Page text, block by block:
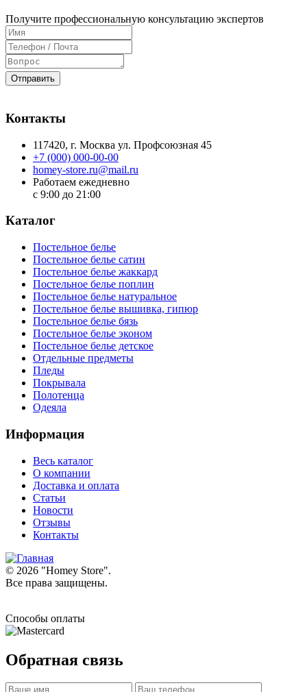
Получите профессиональную консультацию экспертов
Отправить
Контакты
117420, г. Москва ул. Профсоюзная 45
+7 (000) 000-00-00
homey-store.ru@mail.ru
Работаем ежедневно
с 9:00 до 21:00
Каталог
Постельное белье
Постельное белье сатин
Постельное белье жаккард
Постельное белье поплин
Постельное белье натуральное
Постельное белье вышивка, гипюр
Постельное белье бязь
Постельное белье эконом
Постельное белье детское
Отдельные предметы
Пледы
Покрывала
Полотенца
Одеяла
Информация
Весь каталог
О компании
Доставка и оплата
Статьи
Новости
Отзывы
Контакты
© 2026 "Homey Store".
Все права защищены.
Способы оплаты
Обратная связь